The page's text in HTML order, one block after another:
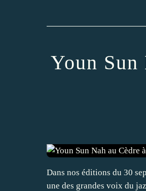
Youn Sun
Dans nos éditions du 30
une des grandes voix du